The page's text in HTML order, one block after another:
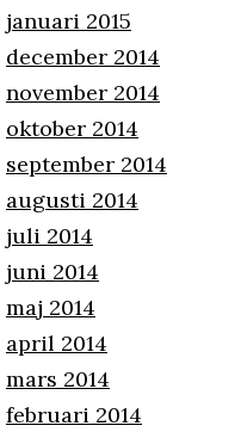
januari 2015
december 2014
november 2014
oktober 2014
september 2014
augusti 2014
juli 2014
juni 2014
maj 2014
april 2014
mars 2014
februari 2014